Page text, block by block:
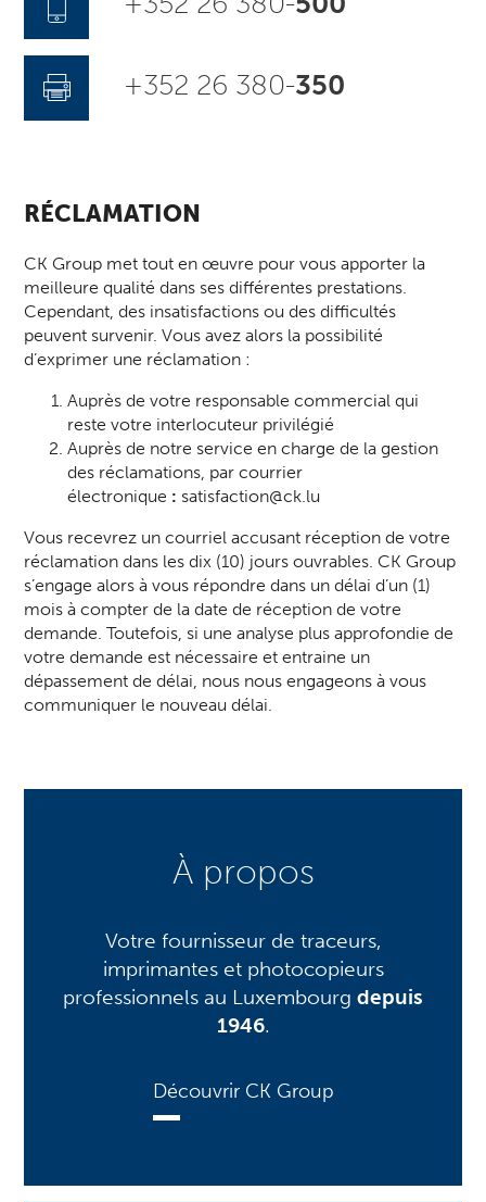
+352 26 380-350
RÉCLAMATION
CK Group met tout en œuvre pour vous apporter la
meilleure qualité dans ses différentes prestations.
Cependant, des insatisfactions ou des difficultés
peuvent survenir. Vous avez alors la possibilité
d’exprimer une réclamation :
Auprès de votre responsable commercial qui
reste votre interlocuteur privilégié
Auprès de notre service en charge de la gestion
des réclamations, par courrier
électronique : satisfaction@ck.lu
Vous recevrez un courriel accusant réception de votre
réclamation dans les dix (10) jours ouvrables. CK Group
s’engage alors à vous répondre dans un délai d’un (1)
mois à compter de la date de réception de votre
demande. Toutefois, si une analyse plus approfondie de
votre demande est nécessaire et entraine un
dépassement de délai, nous nous engageons à vous
communiquer le nouveau délai.
À propos
Votre fournisseur de traceurs,
imprimantes et photocopieurs
professionnels au Luxembourg depuis
1946.
Découvrir CK Group